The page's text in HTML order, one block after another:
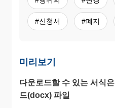
#신청서 #폐지
미리보기
다운로드할 수 있는 서식은
드(docx) 파일